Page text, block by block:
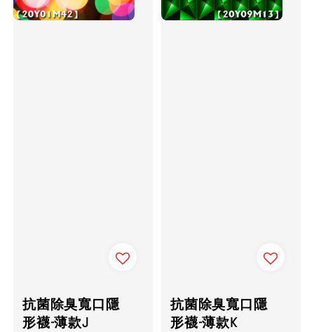
抗菌除臭寬口隱
形襪-薄款J
抗菌除臭寬口隱
形襪-薄款K